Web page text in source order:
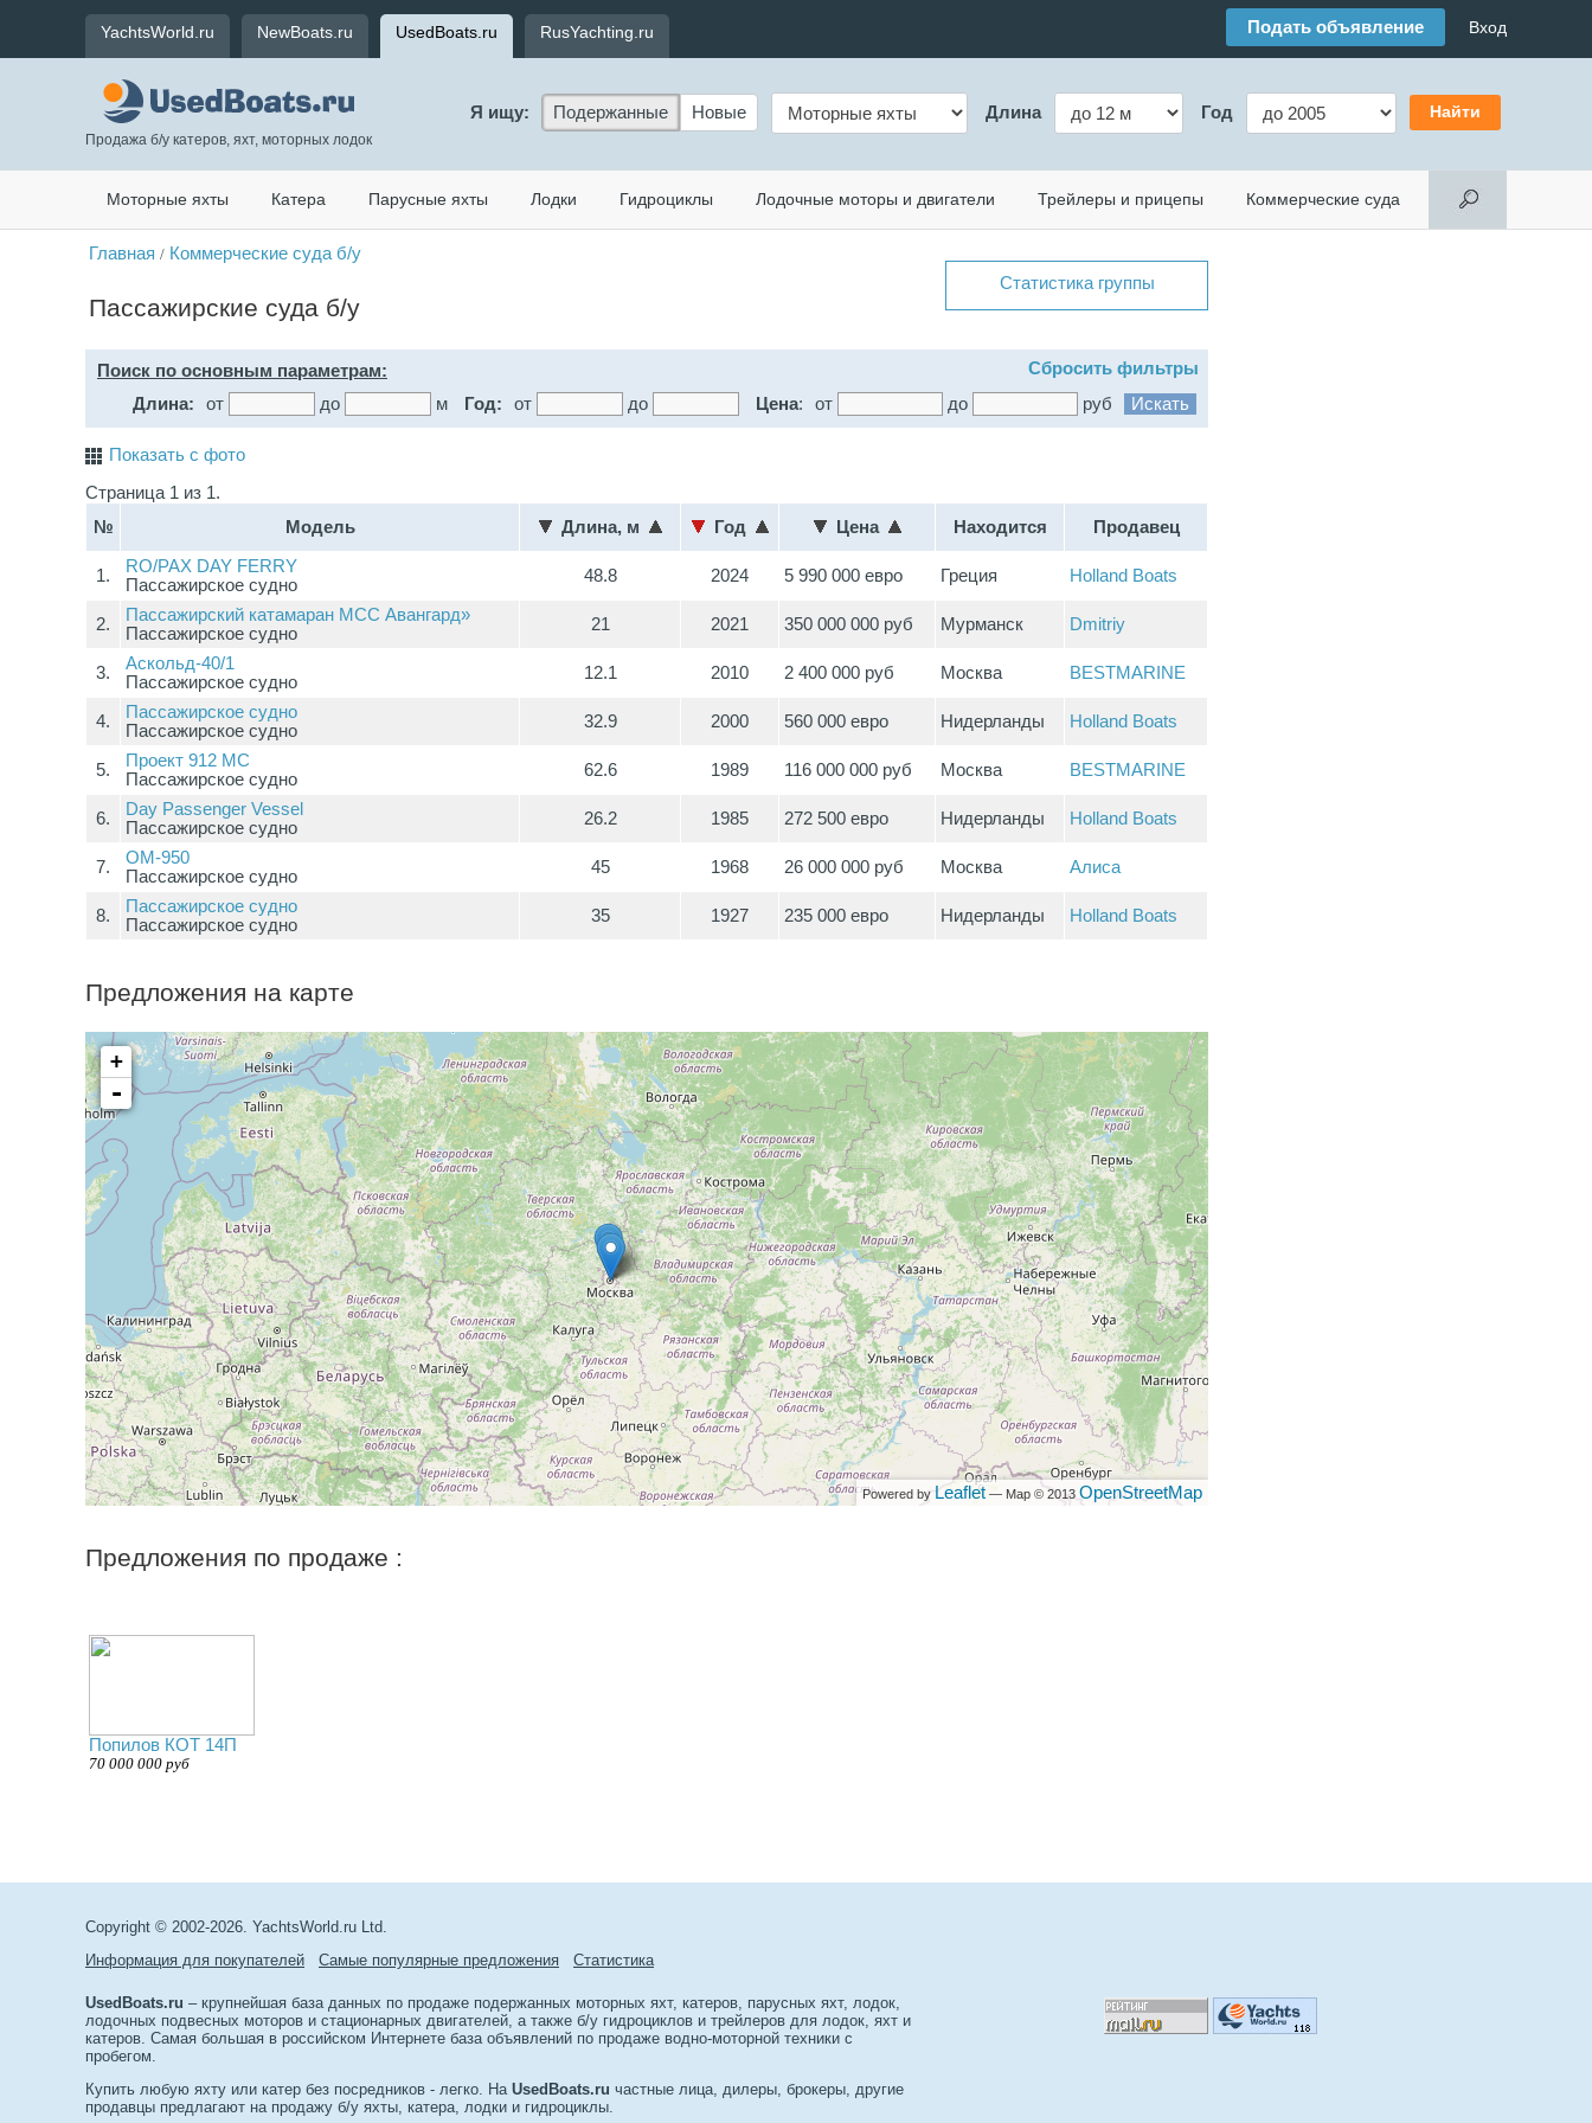
YachtsWorld.ru NewBoats.ru UsedBoats.ru RusYachting.ru Подать объявление Вход
Продажа б/у катеров, яхт, моторных лодок
Я ищу: Подержанные Новые Длина Год
Моторные яхты Катера Парусные яхты Лодки Гидроциклы Лодочные моторы и двигатели Трейлеры и прицепы Коммерческие суда
Главная / Коммерческие суда б/у
Пассажирские суда б/у
Статистика группы
Поиск по основным параметрам:
Длина:
от до м Год: от до Цена: от до руб
Сбросить фильтры
Показать с фото
Страница 1 из 1.
№
Модель Длина, м Год Цена Находится Продавец
1.
RO/PAX DAY FERRY
Пассажирское судно
48.8 2024 5 990 000 евро Греция Holland Boats
2.
Пассажирский катамаран МСC Авангард»
Пассажирское судно
21 2021 350 000 000 руб Мурманск Dmitriy
3.
Аскольд-40/1
Пассажирское судно
12.1 2010 2 400 000 руб Москва BESTMARINE
4.
Пассажирское судно
Пассажирское судно
32.9 2000 560 000 евро Нидерланды Holland Boats
5.
Проект 912 МС
Пассажирское судно
62.6 1989 116 000 000 руб Москва BESTMARINE
6.
Day Passenger Vessel
Пассажирское судно
26.2 1985 272 500 евро Нидерланды Holland Boats
7.
ОМ-950
Пассажирское судно
45 1968 26 000 000 руб Москва Алиса
8.
Пассажирское судно
Пассажирское судно
35 1927 235 000 евро Нидерланды Holland Boats
Предложения на карте
+
-
Powered by Leaflet — Map © 2013 OpenStreetMap
Предложения по продаже :
Попилов КОТ 14П
70 000 000 руб
Copyright © 2002-2026. YachtsWorld.ru Ltd.
Информация для покупателей
Самые популярные предложения Cтатиcтика
UsedBoats.ru – крупнейшая база данных по продаже подержанных моторных яхт, катеров, парусных яхт, лодок,
лодочных подвесных моторов и стационарных двигателей, а также б/у гидроциклов и трейлеров для лодок, яхт и
катеров. Самая большая в российском Интернете база объявлений по продаже водно-моторной техники с
пробегом.
Купить любую яхту или катер без посредников - легко. На UsedBoats.ru частные лица, дилеры, брокеры, другие
продавцы предлагают на продажу б/у яхты, катера, лодки и гидроциклы.